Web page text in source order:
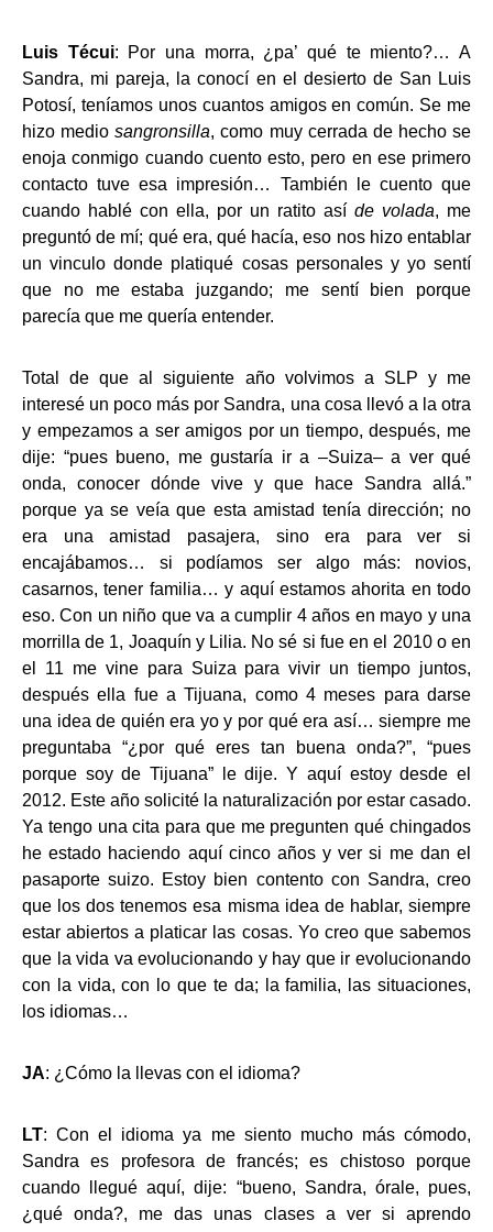
Luis Técui: Por una morra, ¿pa’ qué te miento?… A
Sandra, mi pareja, la conocí en el desierto de San Luis
Potosí, teníamos unos cuantos amigos en común. Se me
hizo mediosangronsilla, como muy cerrada de hecho se
enoja conmigo cuando cuento esto, pero en ese primero
contacto tuve esa impresión… También le cuento que
cuando hablé con ella, por un ratito así de volada, me
preguntó de mí; qué era, qué hacía, eso nos hizo entablar
un vinculo donde platiqué cosas personales y yo sentí
que no me estaba juzgando; me sentí bien porque
parecía que me quería entender.
Total de que al siguiente año volvimos a SLP y me
interesé un poco más por Sandra, una cosa llevó a la otra
y empezamos a ser amigos por un tiempo, después, me
dije: “pues bueno, me gustaría ir a –Suiza– a ver qué
onda, conocer dónde vive y que hace Sandra allá.”
porque ya se veía que esta amistad tenía dirección; no
era una amistad pasajera, sino era para ver si
encajábamos… si podíamos ser algo más: novios,
casarnos, tener familia… y aquí estamos ahorita en todo
eso. Con un niño que va a cumplir 4 años en mayo y una
morrilla de 1, Joaquín y Lilia. No sé si fue en el 2010 o en
el 11 me vine para Suiza para vivir un tiempo juntos,
después ella fue a Tijuana, como 4 meses para darse
una idea de quién era yo y por qué era así… siempre me
preguntaba “¿por qué eres tan buena onda?”, “pues
porque soy de Tijuana” le dije. Y aquí estoy desde el
2012. Este año solicité la naturalización por estar casado.
Ya tengo una cita para que me pregunten qué chingados
he estado haciendo aquí cinco años y ver si me dan el
pasaporte suizo. Estoy bien contento con Sandra, creo
que los dos tenemos esa misma idea de hablar, siempre
estar abiertos a platicar las cosas. Yo creo que sabemos
que la vida va evolucionando y hay que ir evolucionando
con la vida, con lo que te da; la familia, las situaciones,
los idiomas…
JA: ¿Cómo la llevas con el idioma?
LT: Con el idioma ya me siento mucho más cómodo,
Sandra es profesora de francés; es chistoso porque
cuando llegué aquí, dije: “bueno, Sandra, órale, pues,
¿qué onda?, me das unas clases a ver si aprendo